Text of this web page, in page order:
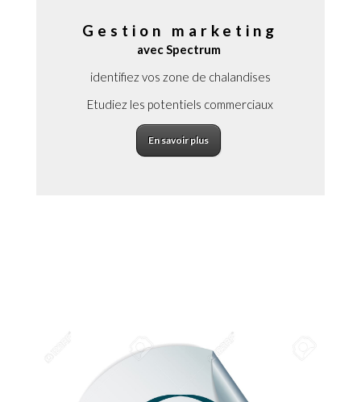
Gestion marketing
avec Spectrum
identifiez vos zone de chalandises
Etudiez les potentiels commerciaux
En savoir plus